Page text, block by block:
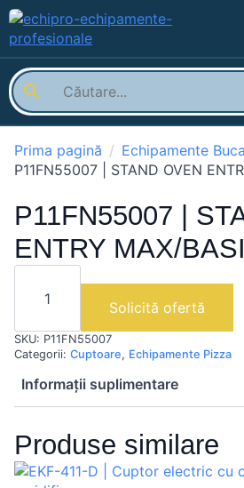
Prima pagină Echipamente
P11FN55007 | STAND OVEN
P11FN55007 |
ENTRY MAX/
Cantitate
P11FN55007
OVEN
ENTRY
MAX/BASIC
Solicită ofertă
SKU: P11FN55007
Categorii: Cuptoare, Echipamente Pizza
Informații suplimentare
Produse similare